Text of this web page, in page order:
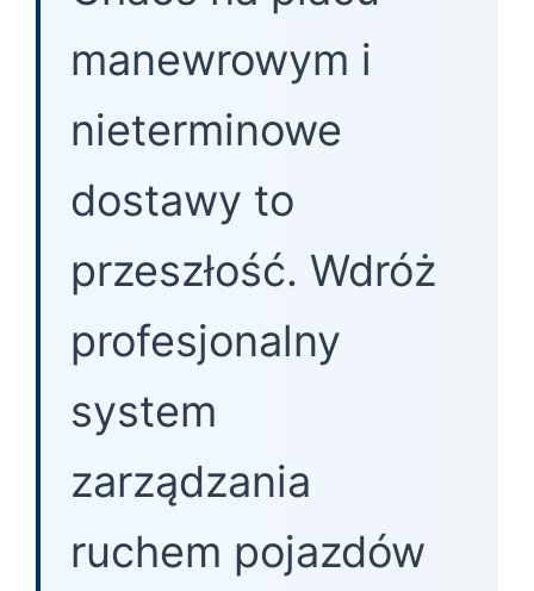
manewrowym i
nieterminowe
dostawy to
przeszłość. Wdróż
profesjonalny
system
zarządzania
ruchem pojazdów